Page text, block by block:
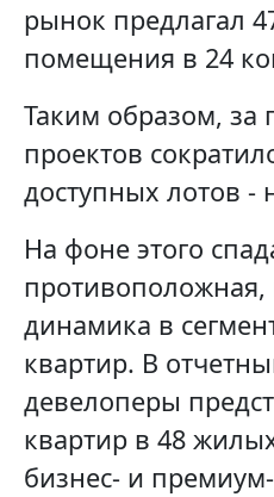
рынок предлагал
помещения в 24
Таким образом, за
проектов
доступных лотов -
На фоне этого
динамика в
квартир. В
девелоперы
квартир в 48
бизнес- и